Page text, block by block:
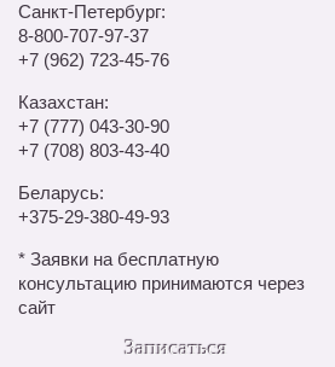
Санкт-Петербург:
8-800-707-97-37
+7 (962) 723-45-76
Казахстан:
+7 (777) 043-30-90
+7 (708) 803-43-40
Беларусь:
+375-29-380-49-93
* Заявки на бесплатную
консультацию принимаются через
сайт
Записаться